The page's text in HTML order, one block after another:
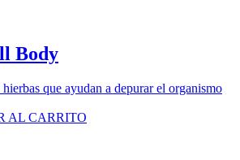
Body
que ayudan a depurar el organismo
AL CARRITO